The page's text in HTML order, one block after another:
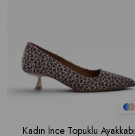
Kadın İnce Topuklu Ayakkabı